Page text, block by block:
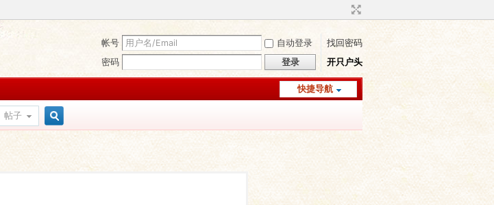
帐号 自动登录
找回密码
密码
登录 开只户头
快捷导航
帖子